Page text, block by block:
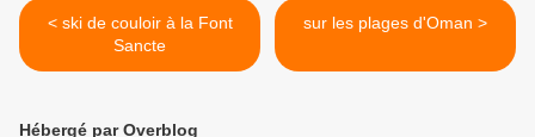
< ski de couloir à la Font
Sancte
sur les plages d'Oman >
Hébergé par Overblog